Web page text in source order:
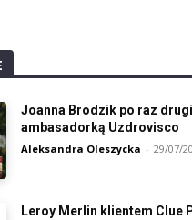
Joanna Brodzik po raz
ambasadorką Uzdrovisco
Aleksandra Oleszycka - 29/07/
Leroy Merlin klientem Clue